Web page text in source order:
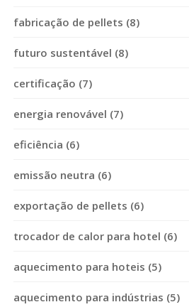
fabricação de pellets (8)
futuro sustentável (8)
certificação (7)
energia renovável (7)
eficiência (6)
emissão neutra (6)
exportação de pellets (6)
trocador de calor para hotel (6)
aquecimento para hoteis (5)
aquecimento para indústrias (5)